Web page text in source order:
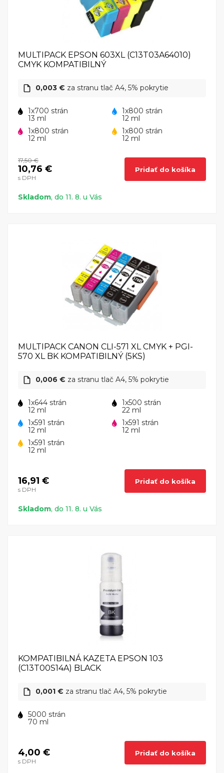
MULTIPACK EPSON 603XL (C13T03A64010)
CMYK KOMPATIBILNÝ
0,003 € za stranu tlač A4, 5% pokrytie
1x700 strán
13 ml
1x800 strán
12 ml
1x800 strán
12 ml
1x800 strán
12 ml
17,50 €
10,76 €
s DPH
Pridať do košíka
Skladom, do 11. 8. u Vás
MULTIPACK CANON CLI-571 XL CMYK + PGI-
570 XL BK KOMPATIBILNÝ (5KS)
0,006 € za stranu tlač A4, 5% pokrytie
1x644 strán
12 ml
1x500 strán
22 ml
1x591 strán
12 ml
1x591 strán
12 ml
1x591 strán
12 ml
16,91 €
s DPH
Pridať do košíka
Skladom, do 11. 8. u Vás
KOMPATIBILNÁ KAZETA EPSON 103
(C13T00S14A) BLACK
0,001 € za stranu tlač A4, 5% pokrytie
5000 strán
70 ml
4,00 €
s DPH
Pridať do košíka